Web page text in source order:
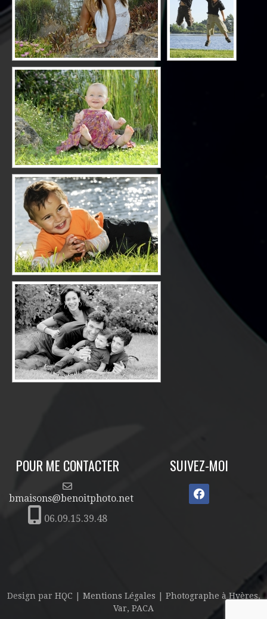
POUR ME CONTACTER
bmaisons@benoitphoto.net
06.09.15.39.48
SUIVEZ-MOI
Design par HQC Mentions Légales Photographe à Hyères,
Var, PACA